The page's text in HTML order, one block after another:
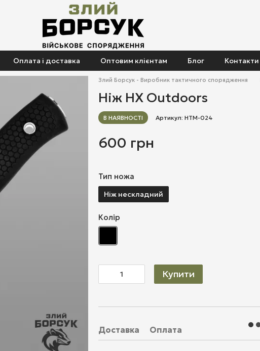
Оплата і доставка Оптовим клієнтам Блог Контакти
Злий Борсук - Виробник тактичного спорядження
Ніж HX Outdoors
В НАЯВНОСТІ Артикул: НТМ-024
600 грн
Тип ножа
Ніж нескладний
Колір
Купити
Доставка Оплата